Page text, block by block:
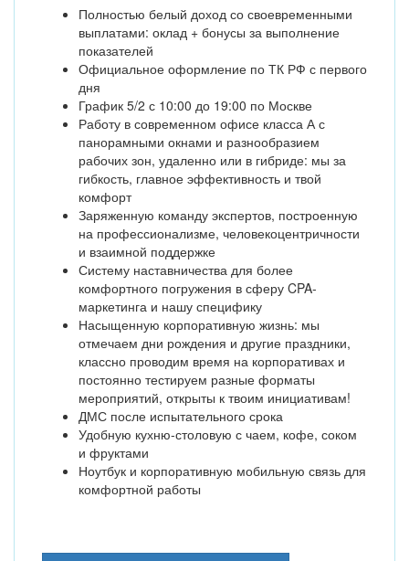
Полностью белый доход со своевременными
выплатами: оклад + бонусы за выполнение
показателей
Официальное оформление по ТК РФ с первого
дня
График 5/2 с 10:00 до 19:00 по Москве
Работу в современном офисе класса А с
панорамными окнами и разнообразием
рабочих зон, удаленно или в гибриде: мы за
гибкость, главное эффективность и твой
комфорт
Заряженную команду экспертов, построенную
на профессионализме, человекоцентричности
и взаимной поддержке
Систему наставничества для более
комфортного погружения в сферу CPA-
маркетинга и нашу специфику
Насыщенную корпоративную жизнь: мы
отмечаем дни рождения и другие праздники,
классно проводим время на корпоративах и
постоянно тестируем разные форматы
мероприятий, открыты к твоим инициативам!
ДМС после испытательного срока
Удобную кухню-столовую с чаем, кофе, соком
и фруктами
Ноутбук и корпоративную мобильную связь для
комфортной работы